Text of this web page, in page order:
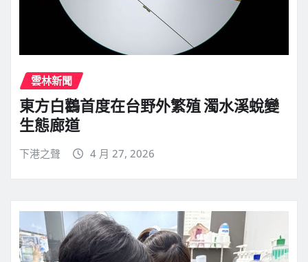
雲林新聞
東方白鸛首度在台野外繁殖 濁水溪蛻變
生態廊道
下港之聲 4 月 27, 2026